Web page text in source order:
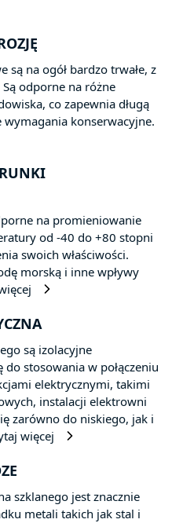
są na ogół bardzo trwałe, z
odporne na różne
co zapewnia długą
konserwacyjne.
na promieniowanie
od -40 do +80 stopni
swoich właściwości.
morską i inne wpływy
są izolacyjne
do stosowania w połączeniu
elektrycznymi, takimi
instalacji elektrowni
zarówno do niskiego, jak i
więcej
szklanego jest znacznie
metali takich jak stal i